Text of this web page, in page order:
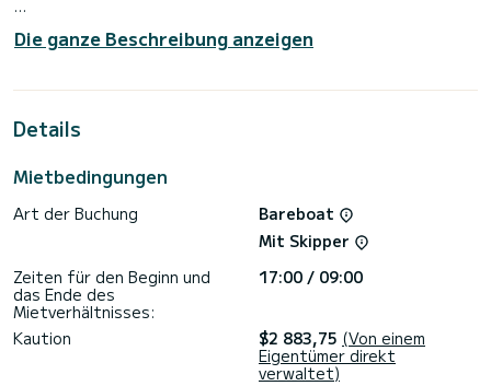
Segelboot mit 15 Metern Länge verbringen? Sie können mit
bis zu 10 Personen an Bord kommen und die 4 komfortablen
Ausrüstung ausgestattet: Außenkühlschrank,
USB-Steckdose, Außenlautsprecher, Grillplatte.
Buchungsanfragen und unverbindliche Preisanfragen werden
direkt von SamBoat bearbeitet. Über die Plattform erhalten
Die ganze Beschreibung anzeigen
Details
Mietbedingungen
Art der Buchung
Bareboat
Mit Skipper
Zeiten für den Beginn und
das Ende des
Mietverhältnisses:
17:00 / 09:00
Kaution $2 883,75 (Von einem
Eigentümer direkt
verwaltet)